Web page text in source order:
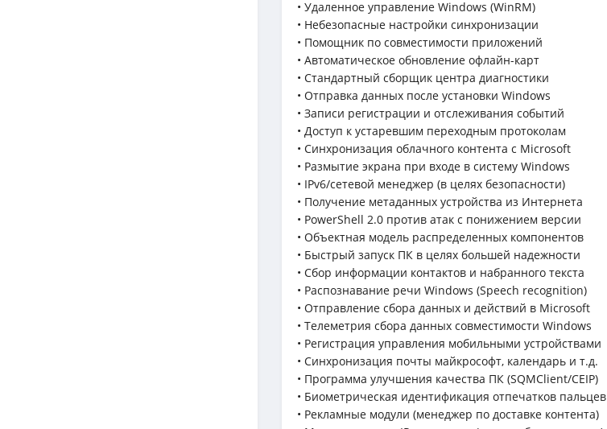
• Удаленное управление Windows (WinRM)
• Небезопасные настройки синхронизации
• Помощник по совместимости приложений
• Автоматическое обновление офлайн-карт
• Стандартный сборщик центра диагностики
• Отправка данных после установки Windows
• Записи регистрации и отслеживания событий
• Доступ к устаревшим переходным протоколам
• Синхронизация облачного контента с Microsoft
• Размытие экрана при входе в систему Windows
• IPv6/сетевой менеджер (в целях безопасности)
• Получение метаданных устройства из Интернета
• PowerShell 2.0 против атак с понижением версии
• Объектная модель распределенных компонентов
• Быстрый запуск ПК в целях большей надежности
• Сбор информации контактов и набранного текста
• Распознавание речи Windows (Speech recognition)
• Отправление сбора данных и действий в Microsoft
• Телеметрия сбора данных совместимости Windows
• Регистрация управления мобильными устройствами
• Синхронизация почты майкрософт, календарь и т.д.
• Программа улучшения качества ПК (SQMClient/CEIP)
• Биометрическая идентификация отпечатков пальцев
• Рекламные модули (менеджер по доставке контента)